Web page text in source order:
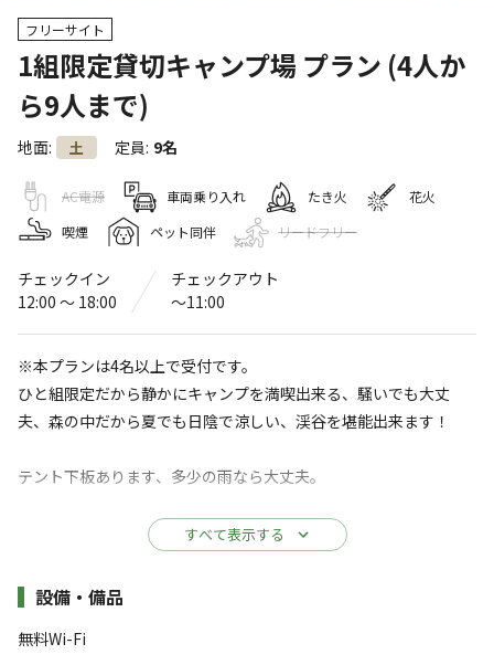
フリーサイト
1組限定貸切キャンプ場 プラン (4人か
ら9人まで)
地面: 土 定員: 9名
AC電源 車両乗り入れ たき火
花火
喫煙
ペット同伴 リードフリー
チェックイン
12:00 〜 18:00
チェックアウト
〜11:00
※本プランは4名以上で受付です。
ひと組限定だから静かにキャンプを満喫出来る、騒いでも大丈
夫、森の中だから夏でも日陰で涼しい、渓谷を堪能出来ます！
テント下板あります、多少の雨なら大丈夫。
天候不良等でやむを得ない場合は、当日キャンセルの場合も無料
キャンセルのご相談を承りますので施設までご連絡ください。
原則単泊ですが、連泊希望者は事前にご連絡下さい。
すべて表示する
施設詳細
設備・備品
無料Wi-Fi
サイト・宿泊施設
WEB予約可能 クーポン利用可
モモンガの森
〒402-0228 山梨県南都留郡道志村長又12498-7
モモンガの森
Googleマップで見る
水洗トイレ
道志渓谷のキャンプ場
モモンガの森では、渓流釣り・野鳥観察等各体験をお楽し
みいただけます。管理人は常駐しておりますので安心で
キャンプ、ＢＢQの他山荘も営業しております。
仲間同士での利用にもお勧めです！
お子様のいるご家族での利用にも、野生のシカに会えた